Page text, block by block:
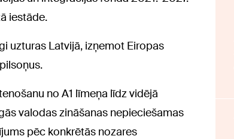
iestāde.
uzturas Latvijā, izņemot Eiropas
no A1 līmeņa līdz vidējā
valodas zināšanas nepieciešamas
pēc konkrētās nozares